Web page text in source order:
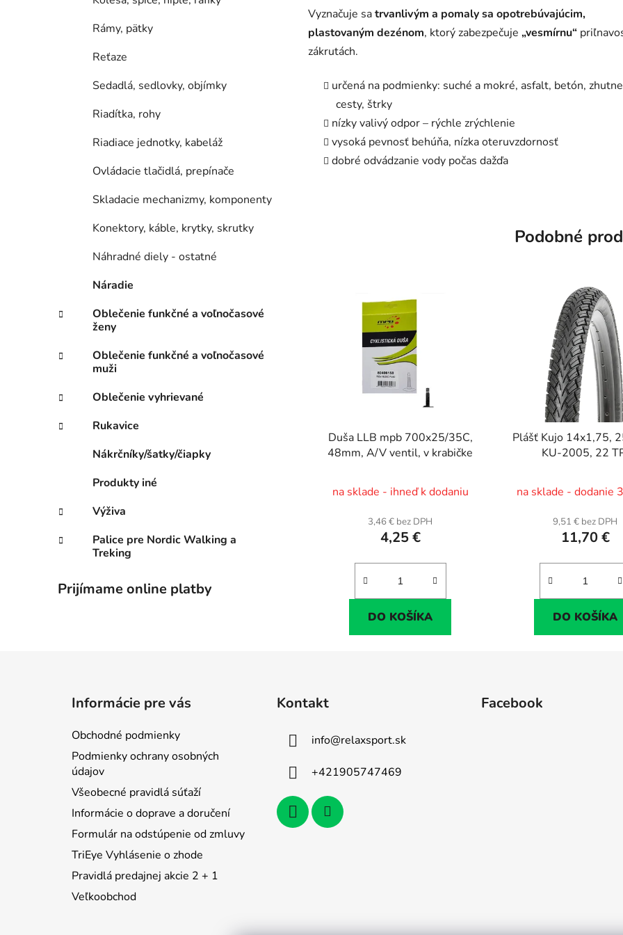
Rámy, pätky
Reťaze
Sedadlá, sedlovky, objímky
Riadítka, rohy
Riadiace jednotky, kabeláž
Ovládacie tlačidlá, prepínače
Skladacie mechanizmy, komponenty
Konektory, káble, krytky, skrutky
Náhradné diely - ostatné
Náradie
Oblečenie funkčné a voľnočasové
ženy
Oblečenie funkčné a voľnočasové
muži
Oblečenie vyhrievané
Rukavice
Nákrčníky/šatky/čiapky
Produkty iné
Výživa
Palice pre Nordic Walking a
Treking
Prijímame online platby
Vyznačuje satrvanlivým a pomaly sa opotrebúvajúcim,
plastovaným dezénom, ktorý zabezpečuje „vesmírnu“
zákrutách.
určená na podmienky: suché a mokré, asfalt, betón,
cesty, štrky
nízky valivý odpor – rýchle zrýchlenie
vysoká pevnosť behúňa, nízka oteruvzdornosť
dobré odvádzanie vody počas dažďa
Podobné
Duša LLB mpb 700x25/35C,
48mm, A/V ventil, v krabičke
na sklade - ihneď k dodaniu
3,46 € bez DPH
4,25 €
DO KOŠÍKA
Plášť Kujo 14x1,75,
KU-2005, 22
na sklade - dodanie
9,51 € bez DPH
11,70 €
DO KOŠÍKA
Informácie pre vás
Obchodné podmienky
Podmienky ochrany osobných
údajov
Všeobecné pravidlá súťaží
Informácie o doprave a doručení
Formulár na odstúpenie od zmluvy
TriEye Vyhlásenie o zhode
Pravidlá predajnej akcie 2 + 1
Veľkoobchod
Kontakt
info@relaxsport.sk
+421905747469
Facebook